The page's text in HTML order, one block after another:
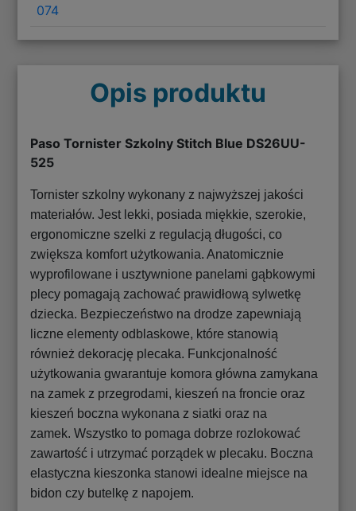
074
Opis produktu
Paso Tornister Szkolny Stitch Blue DS26UU-
525
Tornister szkolny wykonany z najwyższej jakości
materiałów. Jest lekki, posiada miękkie, szerokie,
ergonomiczne szelki z regulacją długości, co
zwiększa komfort użytkowania. Anatomicznie
wyprofilowane i usztywnione panelami gąbkowymi
plecy pomagają zachować prawidłową sylwetkę
dziecka. Bezpieczeństwo na drodze zapewniają
liczne elementy odblaskowe, które stanowią
również dekorację plecaka. Funkcjonalność
użytkowania gwarantuje komora główna zamykana
na zamek z przegrodami, kieszeń na froncie oraz
kieszeń boczna wykonana z siatki oraz na
zamek. Wszystko to pomaga dobrze rozlokować
zawartość i utrzymać porządek w plecaku. Boczna
elastyczna kieszonka stanowi idealne miejsce na
bidon czy butelkę z napojem.